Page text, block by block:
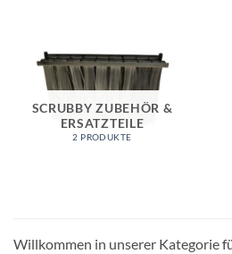
SCRUBBY ZUBEHÖR &
ERSATZTEILE
2 PRODUKTE
Willkommen in unserer Kategorie